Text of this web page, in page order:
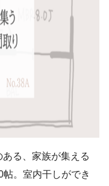
る、家族が集える
。室内干しができ